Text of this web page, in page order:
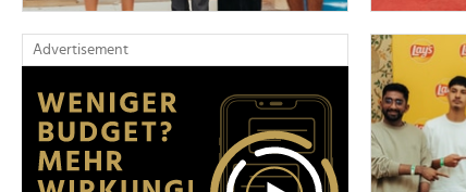
Advertisement